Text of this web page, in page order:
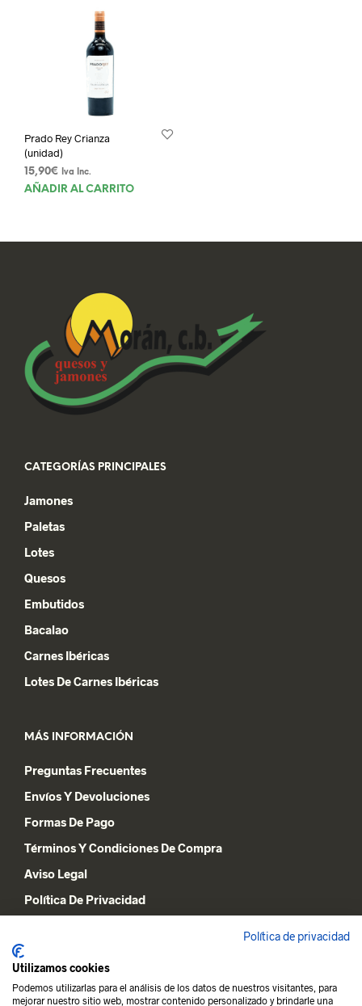
Prado Rey Crianza
(unidad)
15,90€ Iva Inc.
AÑADIR AL CARRITO
CATEGORÍAS PRINCIPALES
Jamones
Paletas
Lotes
Quesos
Embutidos
Bacalao
Carnes Ibéricas
Lotes De Carnes Ibéricas
MÁS INFORMACIÓN
Preguntas Frecuentes
Envíos Y Devoluciones
Formas De Pago
Términos Y Condiciones De Compra
Aviso Legal
Política De Privacidad
Política de privacidad
Utilizamos cookies
Podemos utilizarlas para el análisis de los datos de nuestros visitantes, para
mejorar nuestro sitio web, mostrar contenido personalizado y brindarle una